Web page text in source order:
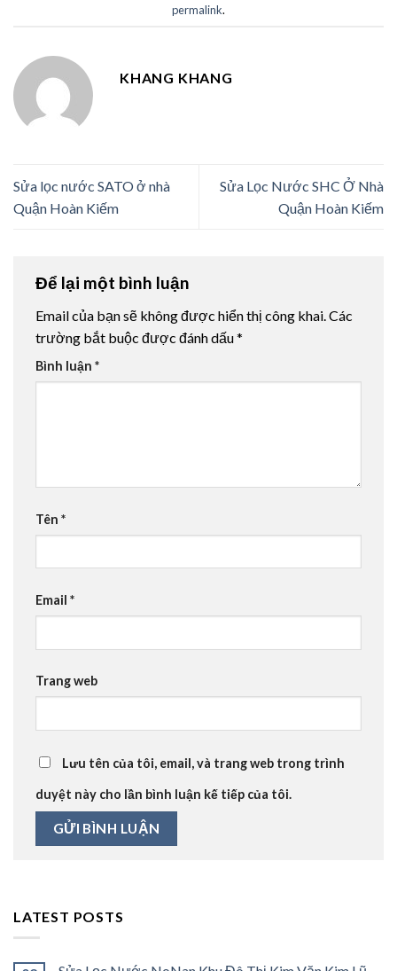
permalink.
KHANG KHANG
Sửa lọc nước SATO ở nhà
Quận Hoàn Kiếm
Sửa Lọc Nước SHC Ở Nhà
Quận Hoàn Kiếm
Để lại một bình luận
Email của bạn sẽ không được hiển thị công khai.Các
trường bắt buộc được đánh dấu*
Bình luận *
Tên *
Email *
Trang web
Lưu tên của tôi, email, và trang web trong trình
duyệt này cho lần bình luận kế tiếp của tôi.
LATEST POSTS